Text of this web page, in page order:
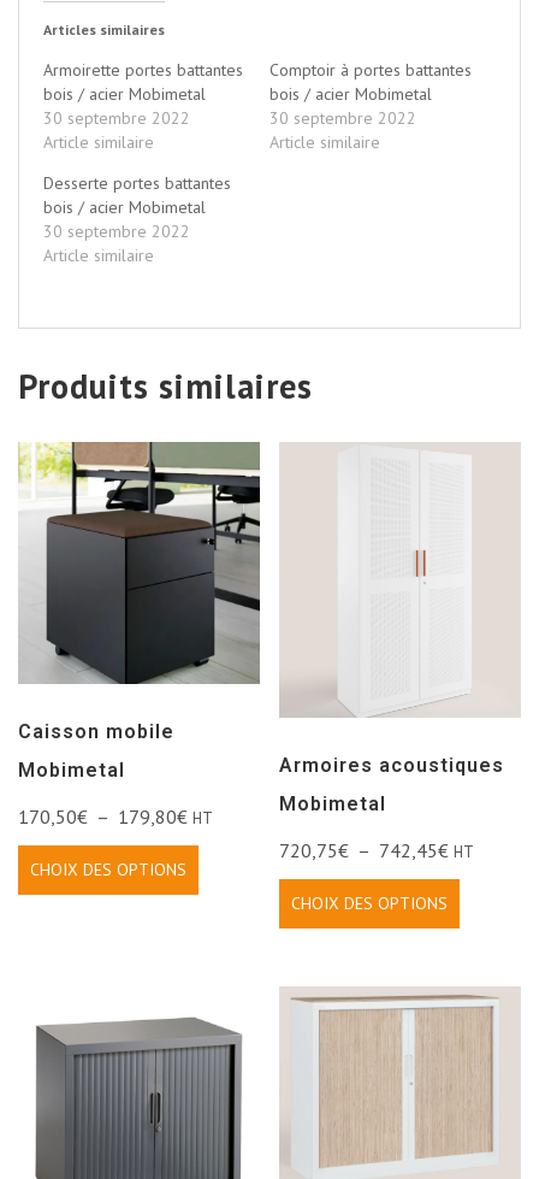
Articles similaires
Armoirette portes battantes
bois / acier Mobimetal
30 septembre 2022
Article similaire
Comptoir à portes battantes
bois / acier Mobimetal
30 septembre 2022
Article similaire
Desserte portes battantes
bois / acier Mobimetal
30 septembre 2022
Article similaire
Produits similaires
Caisson mobile
Mobimetal
170,50€ – 179,80€ HT
CHOIX DES OPTIONS
Armoires acoustiques
Mobimetal
720,75€ – 742,45€ HT
CHOIX DES OPTIONS